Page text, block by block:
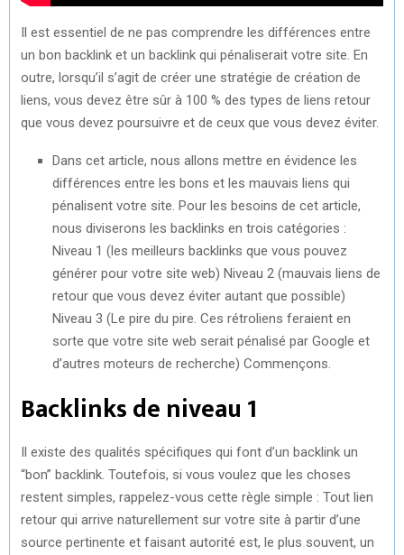
Il est essentiel de ne pas comprendre les différences entre
un bon backlink et un backlink qui pénaliserait votre site. En
outre, lorsqu’il s’agit de créer une stratégie de création de
liens, vous devez être sûr à 100 % des types de liens retour
que vous devez poursuivre et de ceux que vous devez éviter.
Dans cet article, nous allons mettre en évidence les
différences entre les bons et les mauvais liens qui
pénalisent votre site. Pour les besoins de cet article,
nous diviserons les backlinks en trois catégories :
Niveau 1 (les meilleurs backlinks que vous pouvez
générer pour votre site web) Niveau 2 (mauvais liens de
retour que vous devez éviter autant que possible)
Niveau 3 (Le pire du pire. Ces rétroliens feraient en
sorte que votre site web serait pénalisé par Google et
d’autres moteurs de recherche) Commençons.
Backlinks de niveau 1
Il existe des qualités spécifiques qui font d’un backlink un
“bon” backlink. Toutefois, si vous voulez que les choses
restent simples, rappelez-vous cette règle simple : Tout lien
retour qui arrive naturellement sur votre site à partir d’une
source pertinente et faisant autorité est, le plus souvent, un